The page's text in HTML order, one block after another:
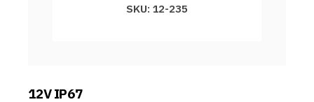
SKU: 12-235
12V IP67